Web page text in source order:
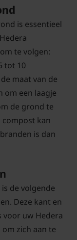
is essentieel
te volgen:
tot 10
maat van de
om een laagje
de grond te
kan
is dan
de volgende
Deze kant en
voor uw Hedera
zich aan te